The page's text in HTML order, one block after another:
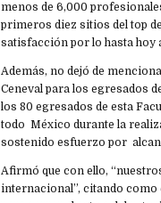
menos de 6,000
primeros diez sitios del top
satisfacción por lo hasta hoy
Además, no dejó de
Ceneval para los egresados
los 80 egresados de esta
todo México durante la
sostenido esfuerzo por
Afirmó que con ello,
internacional”, citando como